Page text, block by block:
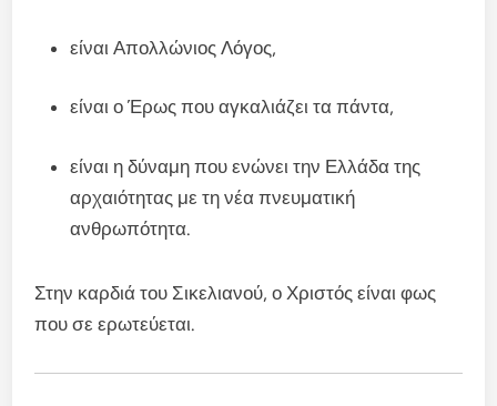
είναι Απολλώνιος Λόγος,
είναι ο Έρως που αγκαλιάζει τα πάντα,
είναι η δύναμη που ενώνει την Ελλάδα της
αρχαιότητας με τη νέα πνευματική
ανθρωπότητα.
Στην καρδιά του Σικελιανού, ο Χριστός είναι φως
που σε ερωτεύεται.